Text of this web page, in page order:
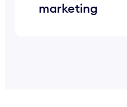
marketing